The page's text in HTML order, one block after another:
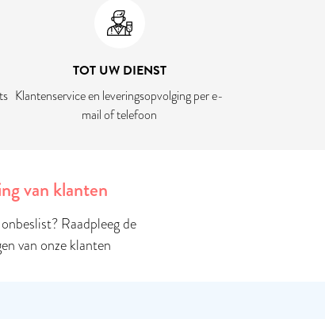
TOT UW DIENST
Klantenservice en leveringsopvolging per e-
mail of telefoon
van klanten
Raadpleeg de
van onze klanten